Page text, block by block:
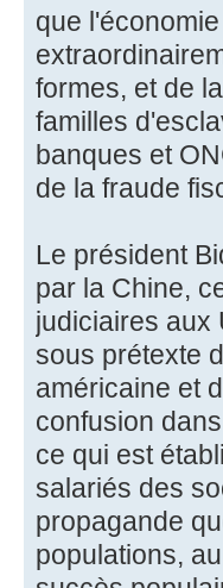
que
formes, et de
familles
banques et
de la fraude
Le président
par la Chine,
judiciaires aux
sous prétexte
américaine et
confusion
ce qui est
salariés des
propagande
populations,